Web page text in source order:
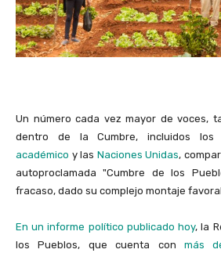
Un número cada vez mayor de voces,
dentro de la Cumbre, incluidos los
académico y las Naciones Unidas,
autoproclamada "Cumbre de los
fracaso, dado su complejo montaje
En un informe político publicado hoy, la
los Pueblos, que cuenta con más